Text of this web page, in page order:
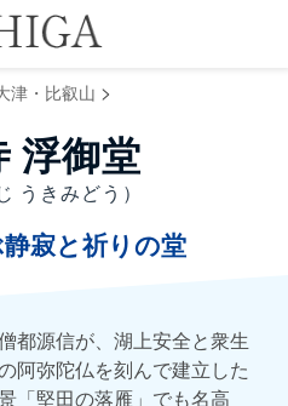
津・比叡山 >
浮御堂
うきみどう）
寂と祈りの堂
都源信が、湖上安全と衆生
阿弥陀仏を刻んで建立した
「堅田の落雁」でも名高